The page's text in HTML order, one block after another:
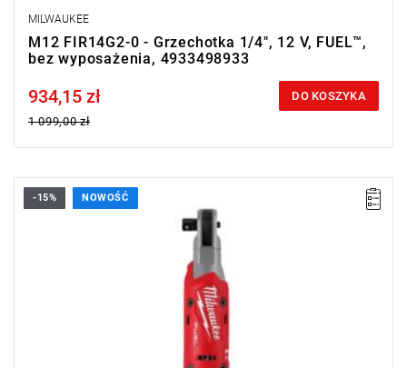
MILWAUKEE
M12 FIR14G2-0 - Grzechotka 1/4", 12 V, FUEL™,
bez wyposażenia, 4933498933
Price tax included
934,15 zł
1 099,00 zł
DO KOSZYKA
-15% NOWOŚĆ